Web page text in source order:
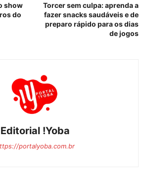
show
do
Torcer sem culpa: aprenda a
fazer snacks saudáveis e de
preparo rápido para os dias
de jogos
Editorial !Yoba
portalyoba.com.br